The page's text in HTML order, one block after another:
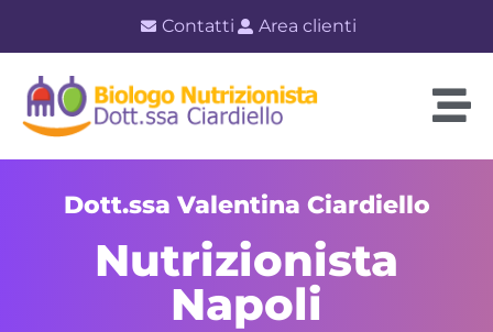
Contatti Area clienti
Dott.ssa Valentina Ciardiello
Nutrizionista
Napoli